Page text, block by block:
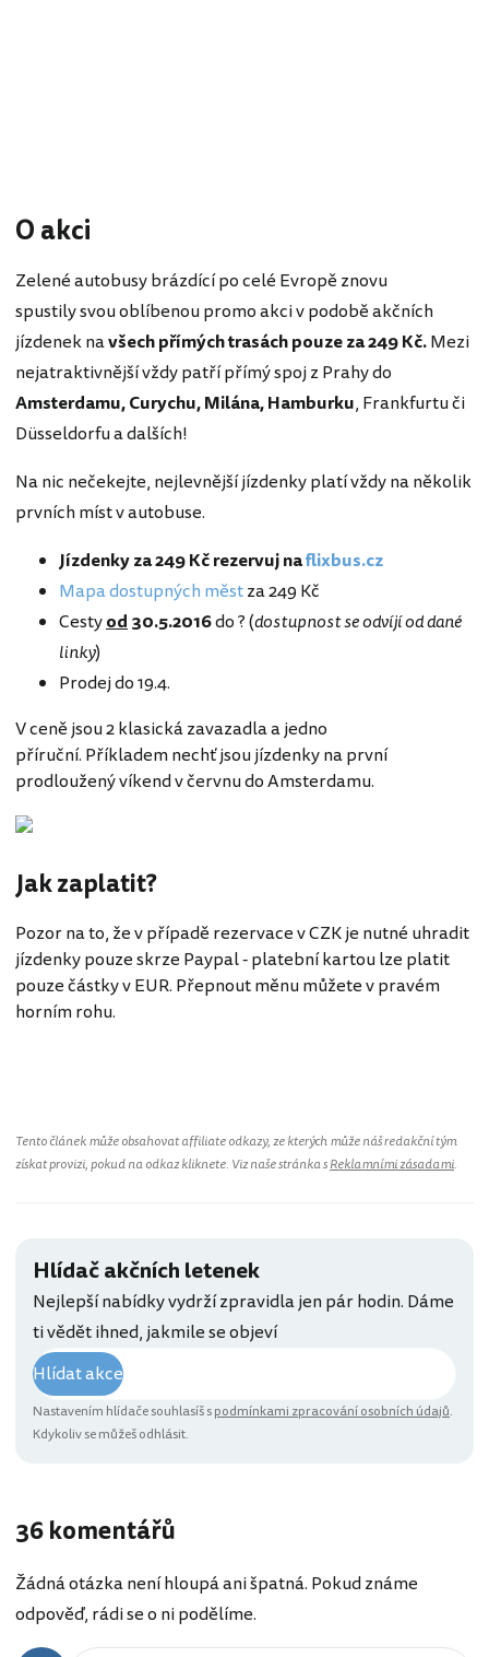
O akci
Zelené autobusy brázdící po celé Evropě znovu
spustily svou oblíbenou promo akci v podobě akčních
jízdenek navšech přímých trasách pouze za 249 Kč.Mezi
nejatraktivnější vždy patří přímý spoj z Prahy do
Amsterdamu, Curychu, Milána, Hamburku, Frankfurtu či
Düsseldorfu a dalších!
Na nic nečekejte, nejlevnější jízdenky platí vždy na několik
prvních míst v autobuse.
Jízdenky za 249 Kč rezervuj naflixbus.cz
Mapa dostupných městza 249 Kč
Cestyod30.5.2016do ? (dostupnost se odvíjí od dané
linky)
Prodej do 19.4.
V ceně jsou 2 klasická zavazadla a jedno
příruční. Příkladem nechť jsou jízdenky na první
prodloužený víkend v červnu do Amsterdamu.
Jak zaplatit?
Pozor na to, že v případě rezervace v CZK je nutné uhradit
jízdenky pouze skrze Paypal - platební kartou lze platit
pouze částky v EUR. Přepnout měnu můžete v pravém
horním rohu.
Tento článek může obsahovat affiliate odkazy, ze kterých může náš redakční tým
získat provizi, pokud na odkaz kliknete. Viz naše stránka sReklamními zásadami.
Hlídač akčních letenek
Nejlepší nabídky vydrží zpravidla jen pár hodin. Dáme
ti vědět ihned, jakmile se objeví
Hlídat akce
Nastavením hlídače souhlasíš spodmínkami zpracování osobních údajů.
Kdykoliv se můžeš odhlásit.
36 komentářů
Žádná otázka není hloupá ani špatná. Pokud známe
odpověď, rádi se o ni podělíme.